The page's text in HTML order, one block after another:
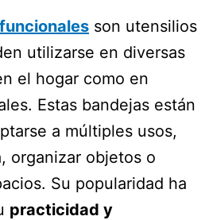
son utensilios
utilizarse en diversas
el hogar como en
Estas bandejas están
a múltiples usos,
organizar objetos o
Su popularidad ha
practicidad y